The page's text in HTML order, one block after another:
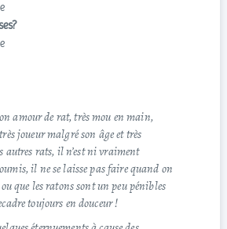
amour de rat, très mou en main,
joueur malgré son âge et très
autres rats, il n’est ni vraiment
il ne se laisse pas faire quand on
que les ratons sont un peu pénibles
toujours en douceur !